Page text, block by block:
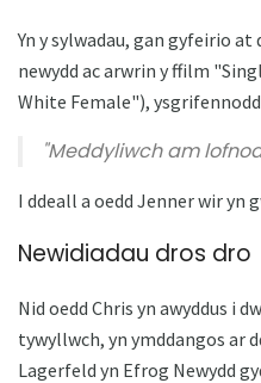
Yn y sylwadau, gan gyfeirio
newydd ac arwrin y ffilm
White Female"),
"Meddyliwch am
I ddeall a oedd Jenner wir yn
Newidiadau dros dro
Nid oedd Chris yn awyddus i
tywyllwch, yn ymddangos ar
Lagerfeld yn Efrog Newydd